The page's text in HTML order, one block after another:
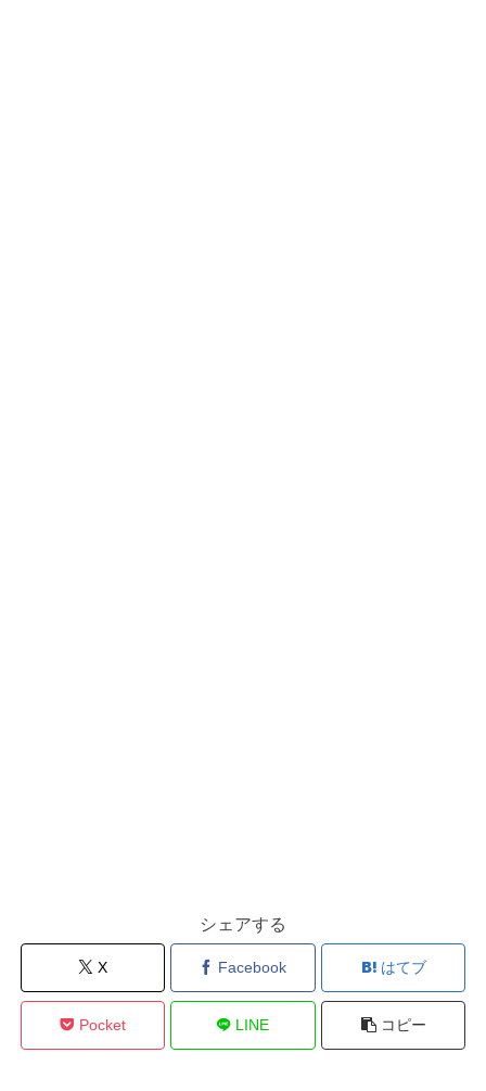
シェアする
X Facebook はてブ
Pocket LINE コピー